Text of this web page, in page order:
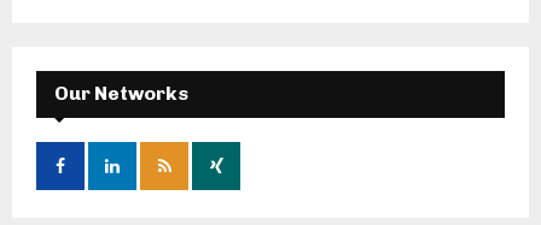
f
o
:
E
A
Our Networks